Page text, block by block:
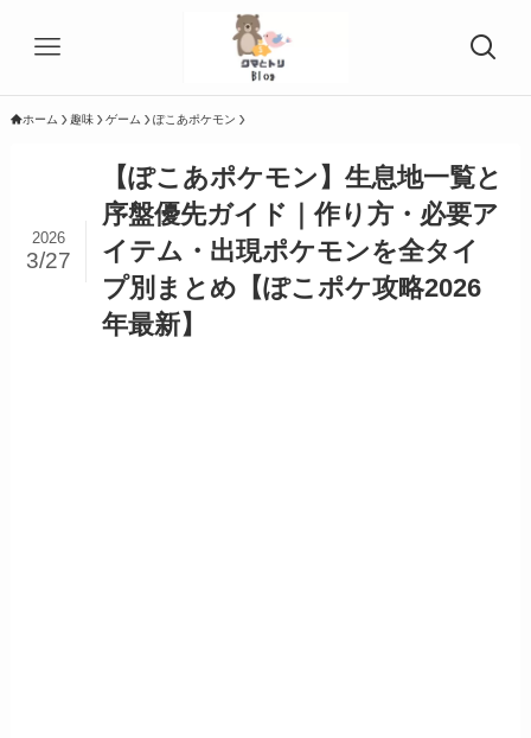
ホーム 趣味 ゲーム ぽこあポケモン
【ぽこあポケモン】生息地一覧と
序盤優先ガイド｜作り方・必要ア
イテム・出現ポケモンを全タイ
プ別まとめ【ぽこポケ攻略2026
年最新】
2026
3/27